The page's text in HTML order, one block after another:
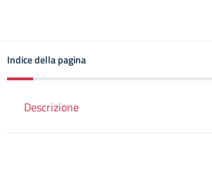
Indice della pagina
Descrizione